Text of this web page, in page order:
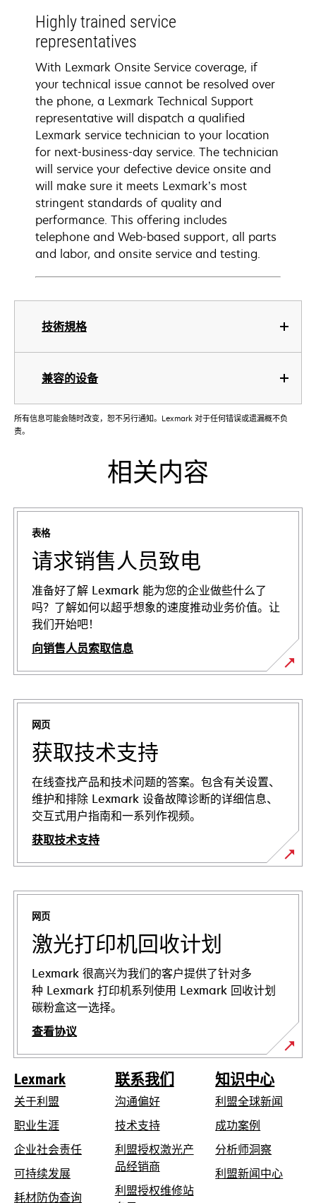
技術規格
兼容的设备
Highly trained service
representatives
With Lexmark Onsite Service coverage, if
your technical issue cannot be resolved over
the phone, a Lexmark Technical Support
representative will dispatch a qualified
Lexmark service technician to your location
for next-business-day service. The technician
will service your defective device onsite and
will make sure it meets Lexmark’s most
stringent standards of quality and
performance. This offering includes
telephone and Web-based support, all parts
and labor, and onsite service and testing.
所有信息可能会随时改变，恕不另行通知。Lexmark 对于任何错误或遗漏概不负
责。
相关内容
表格
请求销售人员致电
准备好了解 Lexmark 能为您的企业做些什么了
吗？了解如何以超乎想象的速度推动业务价值。让
我们开始吧！
向销售人员索取信息
网页
获取技术支持
在线查找产品和技术问题的答案。包含有关设置、
维护和排除 Lexmark 设备故障诊断的详细信息、
交互式用户指南和一系列作视频。
获取技术支持
在
新
网页
激光打印机回收计划
Lexmark 很高兴为我们的客户提供了针对多
种 Lexmark 打印机系列使用 Lexmark 回收计划
碳粉盒这一选择。
查看协议
Lexmark
关于利盟
职业生涯
企业社会责任在
签
可持续发展
耗材防伪查询
联系我们
沟通偏好
技术支持在
新
标
签
页
利盟授权激光产
品经销商
利盟授权维修站
知识中心
利盟全球新闻
成功案例
分析师洞察
利盟新闻中心在